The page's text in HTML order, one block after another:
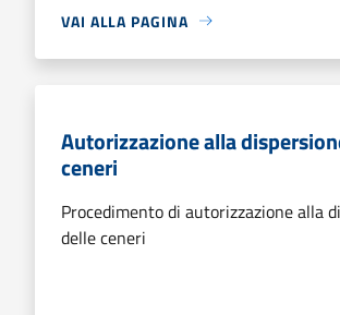
VAI ALLA PAGINA
Autorizzazione alla
ceneri
Procedimento di autorizzazione alla
delle ceneri